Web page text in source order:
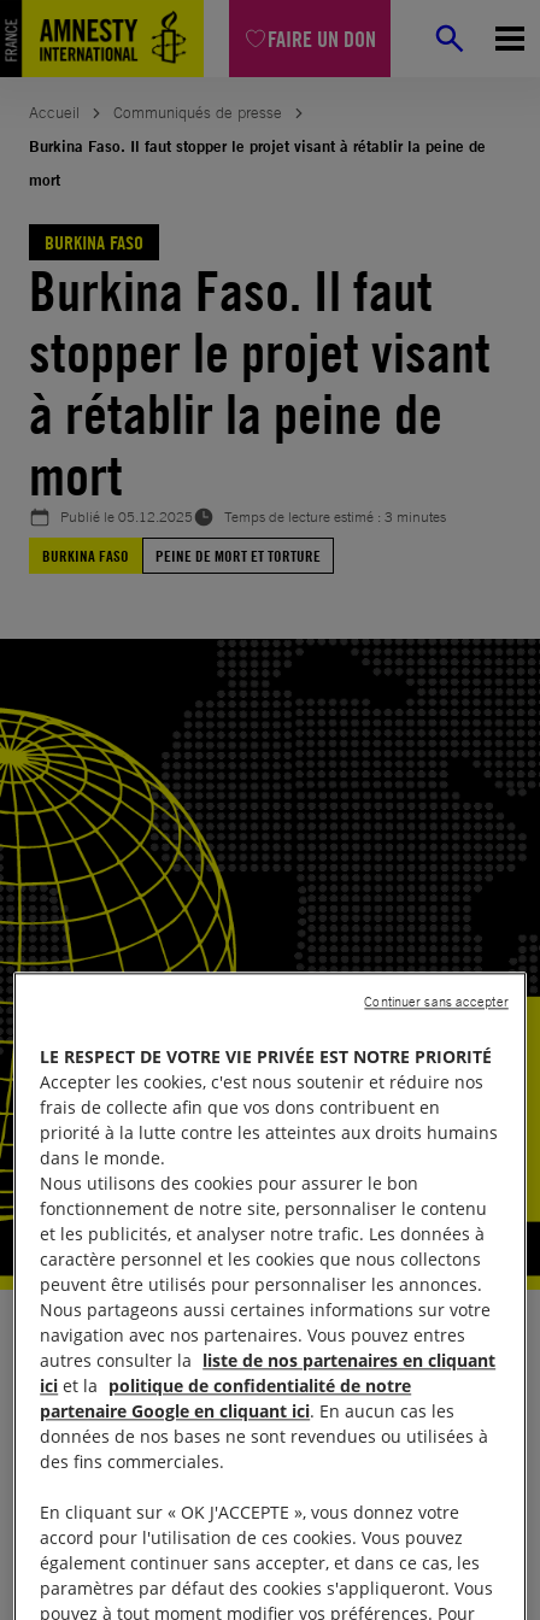
FAIRE UN DON
Aller
au
contenu
Accueil
Communiqués de presse
Burkina Faso. Il faut stopper le projet visant à rétablir la peine de
mort
BURKINA FASO
Burkina Faso. Il faut
stopper le projet visant
à rétablir la peine de
mort
Publié le05.12.2025
Temps de lecture estimé : 3 minutes
BURKINA FASO
PEINE DE MORT ET TORTURE
En réponse à l’annonce faite le 4 décembre par le
gouvernement burkinabè de sa décision de
réintroduire la peine de mort sept ans après son
abolition pour les crimes de droit commun, dans le
cadre d’une réforme du Code pénal, Marceau
Sivieude, directeur régional d’Amnesty
International pour l’Afrique de l’Ouest et l’Afrique
centrale, a déclaré :
LE RESPECT DE VOTRE VIE PRIVÉE EST NOTRE PRIORITÉ
Accepter les cookies, c'est nous soutenir et réduire nos
frais de collecte afin que vos dons contribuent en
priorité à la lutte contre les atteintes aux droits humains
dans le monde.
Nous utilisons des cookies pour assurer le bon
fonctionnement de notre site, personnaliser le contenu
et les publicités, et analyser notre trafic. Les données à
caractère personnel et les cookies que nous collectons
peuvent être utilisés pour personnaliser les annonces.
Nous partageons aussi certaines informations sur votre
navigation avec nos partenaires. Vous pouvez entres
autres consulter la liste de nos partenaires en cliquant
ici et la politique de confidentialité de notre
partenaire Google en cliquant ici. En aucun cas les
données de nos bases ne sont revendues ou utilisées à
des fins commerciales.
En cliquant sur « OK J'ACCEPTE », vous donnez votre
accord pour l'utilisation de ces cookies. Vous pouvez
également continuer sans accepter, et dans ce cas, les
paramètres par défaut des cookies s'appliqueront. Vous
pouvez à tout moment modifier vos préférences. Pour
Continuer sans accepter